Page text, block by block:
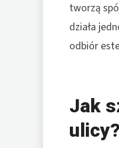
tworzą
działa
odbiór
Jak
ulicy?